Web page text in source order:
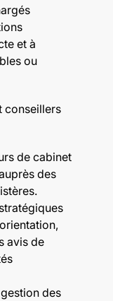
et à
ou
conseillers
de cabinet
des
avis de
des